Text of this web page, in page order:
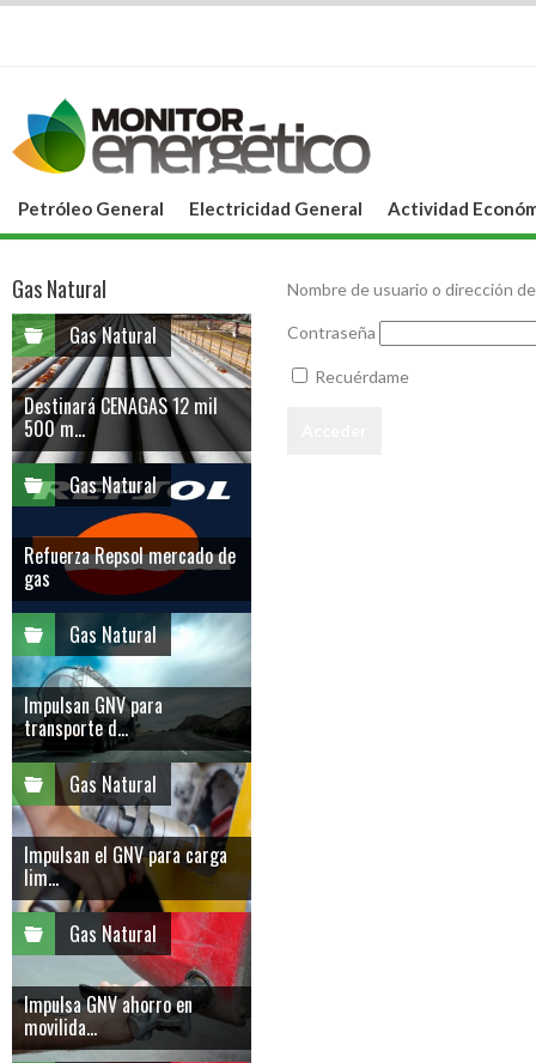
Petróleo General Electricidad General Actividad
Nombre de usuario o dirección
Contraseña
Recuérdame
Gas Natural
Gas Natural
Destinará CENAGAS 12 mil
500 m...
Gas Natural
Refuerza Repsol mercado de
gas
Gas Natural
Impulsan GNV para
transporte d...
Gas Natural
Impulsan el GNV para carga
lim...
Gas Natural
Impulsa GNV ahorro en
movilida...